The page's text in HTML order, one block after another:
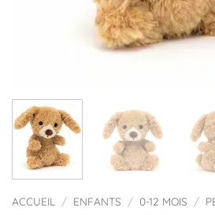
ACCUEIL / ENFANTS / 0-12 MOIS /